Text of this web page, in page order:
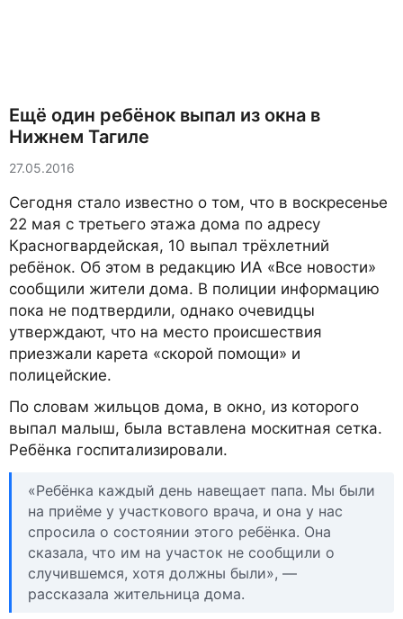
Ещё один ребёнок выпал из окна в
Нижнем Тагиле
27.05.2016
Сегодня стало известно о том, что в воскресенье
22 мая с третьего этажа дома по адресу
Красногвардейская, 10 выпал трёхлетний
ребёнок. Об этом в редакцию ИА «Все новости»
сообщили жители дома. В полиции информацию
пока не подтвердили, однако очевидцы
утверждают, что на место происшествия
приезжали карета «скорой помощи» и
полицейские.
По словам жильцов дома, в окно, из которого
выпал малыш, была вставлена москитная сетка.
Ребёнка госпитализировали.
«Ребёнка каждый день навещает папа. Мы были
на приёме у участкового врача, и она у нас
спросила о состоянии этого ребёнка. Она
сказала, что им на участок не сообщили о
случившемся, хотя должны были», —
рассказала жительница дома.